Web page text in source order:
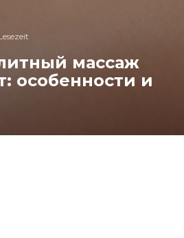
массаж
особенности и